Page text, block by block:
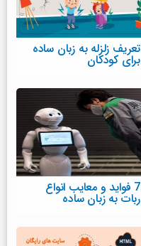
تعریف زلزله به زبان ساده
برای کودکان
7 فواید و معایب انواع
ربات به زبان ساده